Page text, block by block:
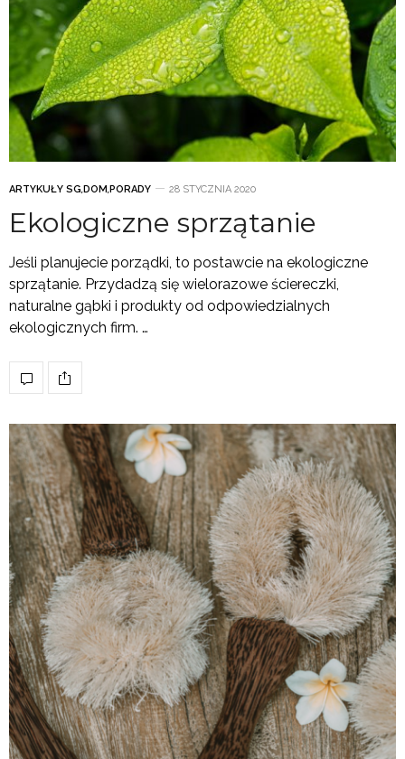
ARTYKUŁY SG,DOM,PORADY 28 STYCZNIA 2020
Ekologiczne sprzątanie
Jeśli planujecie porządki, to postawcie na ekologiczne
sprzątanie. Przydadzą się wielorazowe ściereczki,
naturalne gąbki i produkty od odpowiedzialnych
ekologicznych firm. …